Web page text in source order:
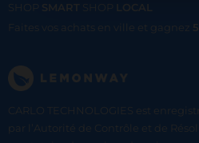
SHOP SMART SHOP
LOCAL
Faites vos achats en ville et gagnez
CARLO TECHNOLOGIES est
par l’Autorité de Contrôle et de